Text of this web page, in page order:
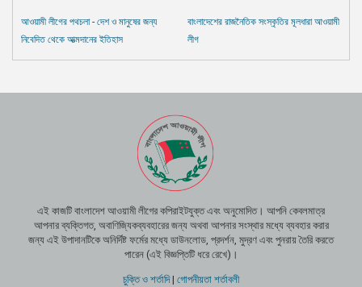
আওয়ামী লীগের পথচলা - দেশ ও মানুষের জন্য
নিবেদিত থেকে আত্মদানের ইতিহাস
বাংলাদেশের রাজনৈতিক সংস্কৃতির মূলধারা আওয়ামী
লীগ
এই কাজটি বাংলাদেশ আওয়ামী লীগের কপিরাইটযুক্ত এবং অনুমোদিত। আপনি কেবলমাত্র
আপনার ব্যক্তিগত, অবাণিজ্যিকব্যবহারের জন্য অথবা আপনার সংস্থার মধ্যে ব্যবহার করার
জন্য এই উপাদানটিকে অনির্দিষ্ট ফর্মের মধ্যে ডাউনলোড, প্রদর্শন, মুদ্রণ এবং পুনরায় তৈরি করতে
পারেন (এই বিজ্ঞপ্তিটি ধরে রেখে)।
চুক্তি ও শর্তাদি| গোপনীয়তা শর্তাবলী